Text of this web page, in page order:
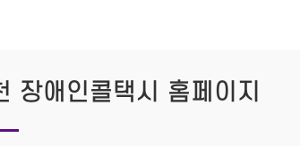
장애인콜택시 홈페이지